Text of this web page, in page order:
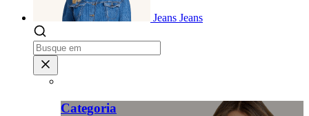
Jeans Jeans
Categoria